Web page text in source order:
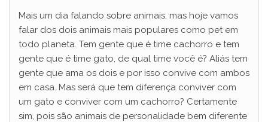
Mais um dia falando sobre animais, mas hoje vamos
falar dos dois animais mais populares como pet em
todo planeta. Tem gente que é time cachorro e tem
gente que é time gato, de qual time você é? Aliás tem
gente que ama os dois e por isso convive com ambos
em casa. Mas será que tem diferença conviver com
um gato e conviver com um cachorro? Certamente
sim, pois são animais de personalidade bem diferente